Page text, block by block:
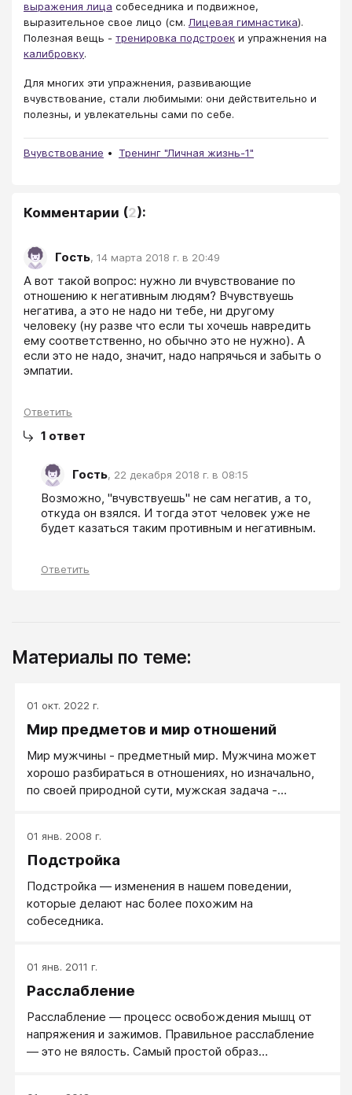
выражения лица собеседника и подвижное,
выразительное свое лицо (см. Лицевая гимнастика).
Полезная вещь - тренировка подстроек и упражнения на
калибровку.
Для многих эти упражнения, развивающие
вчувствование, стали любимыми: они действительно и
полезны, и увлекательны сами по себе.
Вчувствование Тренинг "Личная жизнь-1"
Комментарии (2):
Гость, 14 марта 2018 г. в 20:49
А вот такой вопрос: нужно ли вчувствование по
отношению к негативным людям? Вчувствуешь
негатива, а это не надо ни тебе, ни другому
человеку (ну разве что если ты хочешь навредить
ему соответственно, но обычно это не нужно). А
если это не надо, значит, надо напрячься и забыть о
эмпатии.
Ответить
1 ответ
Гость, 22 декабря 2018 г. в 08:15
Возможно, "вчувствуешь" не сам негатив, а то,
откуда он взялся. И тогда этот человек уже не
будет казаться таким противным и негативным.
Ответить
Материалы по теме:
01 окт. 2022 г.
Мир предметов и мир отношений
Мир мужчины - предметный мир. Мужчина может
хорошо разбираться в отношениях, но изначально,
по своей природной сути, мужская задача -
человеческих отношений. Женщина может
великолепно ориентироваться в природном мире, но
а отношения и внутренние чувства. Женщина живет
своими чувствами и интересуется отношениями, в
которых воплотятся ее чувства: в первую очередь
01 янв. 2008 г.
Подстройка
Подстройка — изменения в нашем поведении,
которые делают нас более похожим на
собеседника.
01 янв. 2011 г.
Расслабление
​Расслабление — процесс освобождения мышц от
напряжения и зажимов. Правильное расслабление
— это не вялость. Самый простой образ